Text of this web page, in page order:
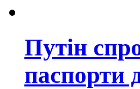
Путін
паспорти